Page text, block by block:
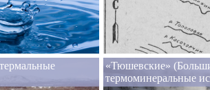
«Тюшевские»
термоминеральные